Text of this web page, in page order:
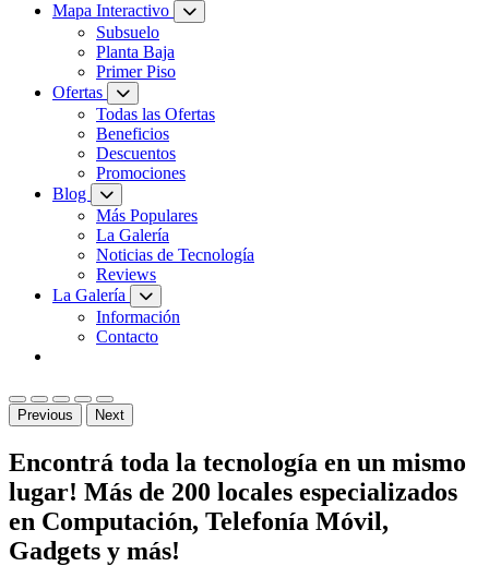
Mapa Interactivo
Subsuelo
Planta Baja
Primer Piso
Ofertas
Todas las Ofertas
Beneficios
Descuentos
Promociones
Blog
Más Populares
La Galería
Noticias de Tecnología
Reviews
La Galería
Información
Contacto
Previous Next
Encontrá toda la tecnología en un mismo
lugar! Más de 200 locales especializados
en Computación, Telefonía Móvil,
Gadgets y más!